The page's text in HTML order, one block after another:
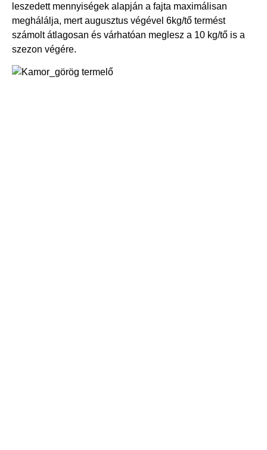
leszedett mennyiségek alapján a fajta maximálisan
meghálálja, mert augusztus végével 6kg/tő termést
számolt átlagosan és várhatóan meglesz a 10 kg/tő is a
szezon végére.